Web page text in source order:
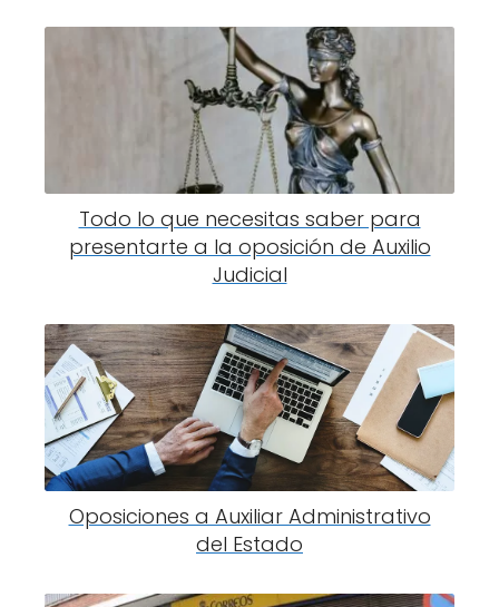
Todo lo que necesitas saber para
presentarte a la oposición de Auxilio
Judicial
Oposiciones a Auxiliar Administrativo
del Estado